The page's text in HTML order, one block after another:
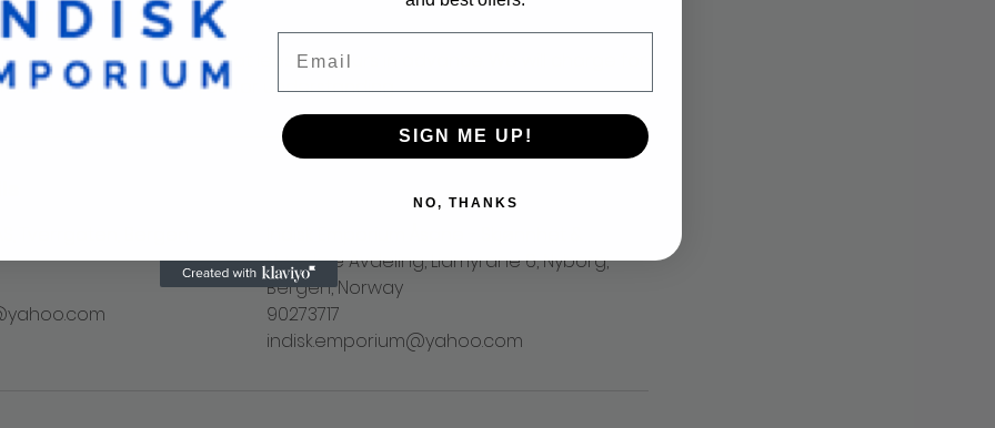
policy
please contact us at least 24 hours in advance. We will charge for
after this. Thank you for understanding.
Hudpleie Avdeling, Liamyrane 6, Nyborg,
Bergen, Norway
90273717
indisk.emporium@yahoo.com
SIGN ME UP!
NO, THANKS